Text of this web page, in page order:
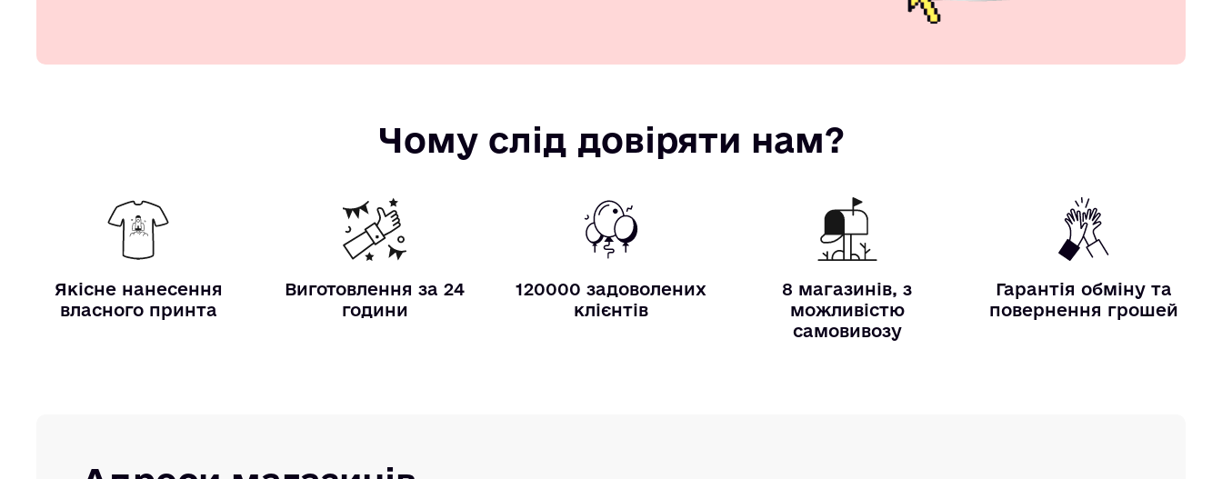
Чому слід довіряти нам?
Якісне нанесення
власного принта
Виготовлення за 24
години
120000 задоволених
клієнтів
8 магазинів, з
можливістю
самовивозу
Гарантія обміну та
повернення грошей